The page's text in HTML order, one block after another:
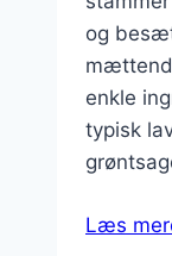
og
enkle
typisk
Læs